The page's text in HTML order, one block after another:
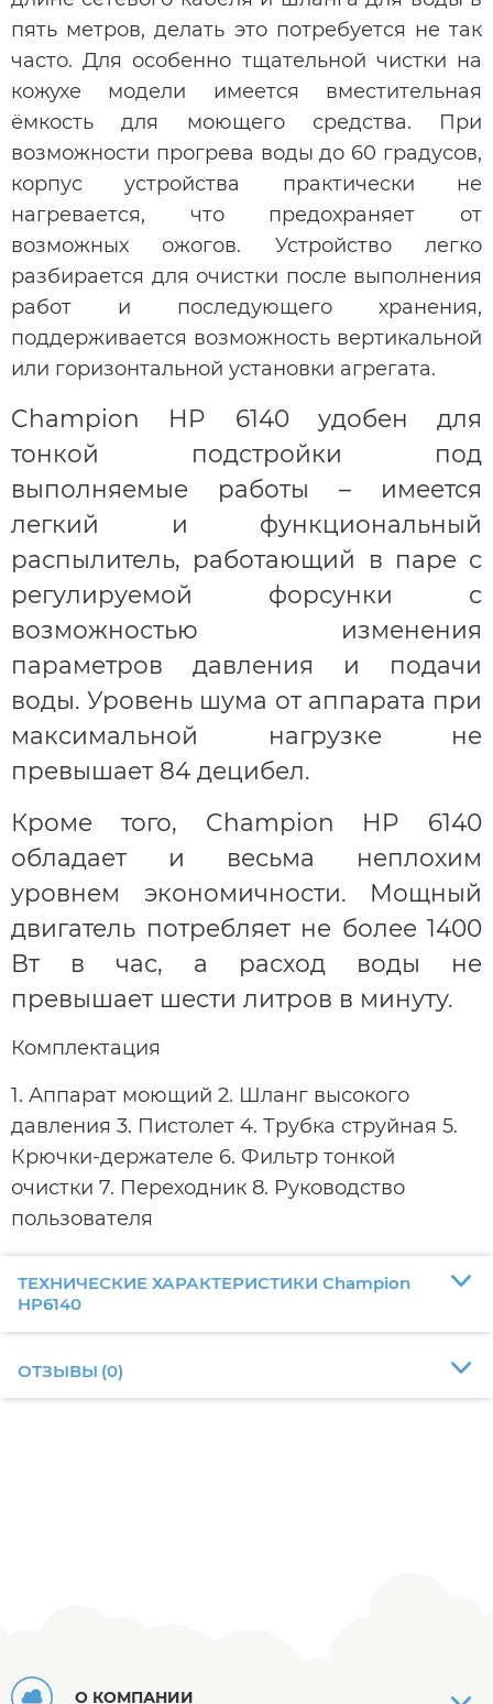
пять метров, делать это потребуется не так
часто. Для особенно тщательной чистки на
кожухе модели имеется вместительная
ёмкость для моющего средства. При
возможности прогрева воды до 60 градусов,
корпус устройства практически не
нагревается, что предохраняет от
возможных ожогов. Устройство легко
разбирается для очистки после выполнения
работ и последующего хранения,
поддерживается возможность вертикальной
или горизонтальной установки агрегата.
Champion HP 6140 удобен для
тонкой подстройки под
выполняемые работы – имеется
легкий и функциональный
распылитель, работающий в паре с
регулируемой форсунки с
возможностью изменения
параметров давления и подачи
воды. Уровень шума от аппарата при
максимальной нагрузке не
превышает 84 децибел.
Кроме того, Champion HP 6140
обладает и весьма неплохим
уровнем экономичности. Мощный
двигатель потребляет не более 1400
Вт в час, а расход воды не
превышает шести литров в минуту.
Комплектация
1. Аппарат моющий 2. Шланг высокого
давления 3. Пистолет 4. Трубка струйная 5.
Крючки-держателе 6. Фильтр тонкой
очистки 7. Переходник 8. Руководство
пользователя
ТЕХНИЧЕСКИЕ ХАРАКТЕРИСТИКИ Champion
HP6140
ОТЗЫВЫ (0)
О КОМПАНИИ